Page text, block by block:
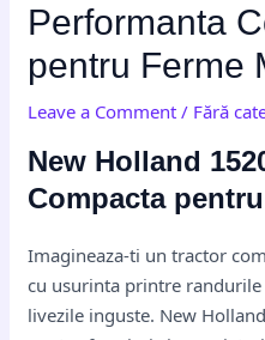
Performanta
pentru Ferme
Leave a Comment / Fără
New Holland
Compacta
Imagineaza-ti un tractor
cu usurinta printre
livezile inguste. New